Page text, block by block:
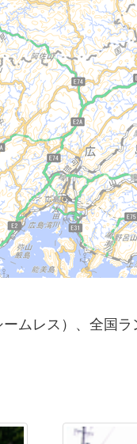
ムレス）、全国